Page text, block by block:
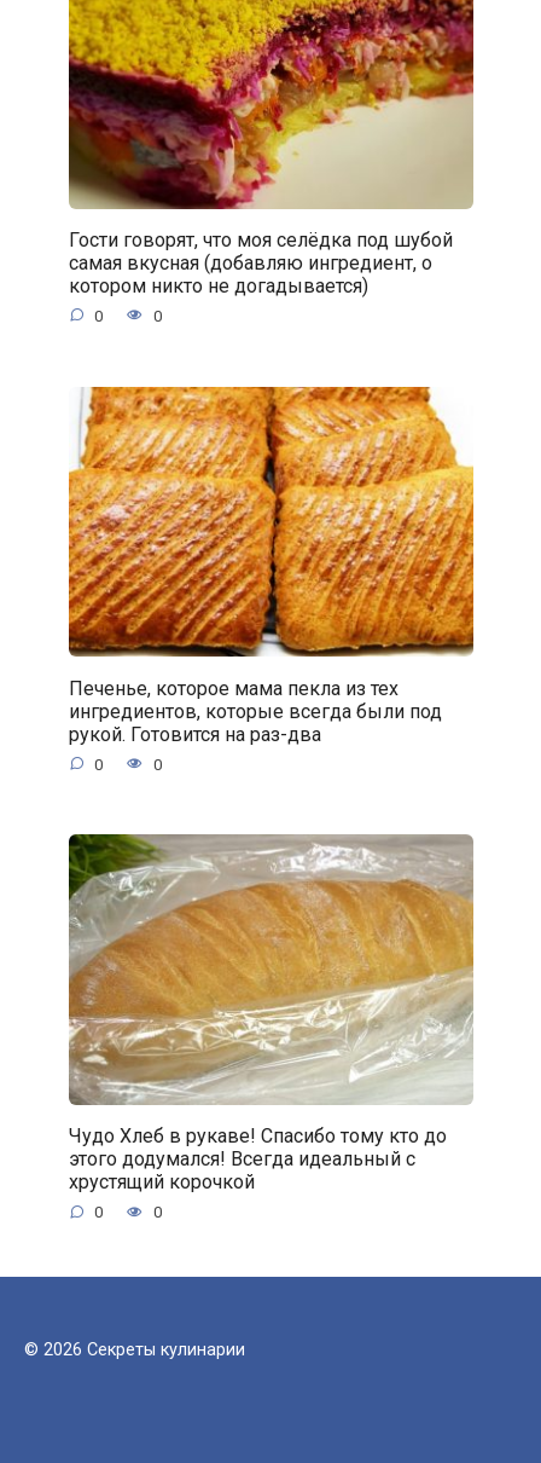
Гости говорят, что моя селёдка под шубой
самая вкусная (добавляю ингредиент, о
котором никто не догадывается)
0 0
Печенье, которое мама пекла из тех
ингредиентов, которые всегда были под
рукой. Готовится на раз-два
0 0
Чудо Хлеб в рукаве! Спасибо тому кто до
этого додумался! Всегда идеальный с
хрустящий корочкой
0 0
© 2026 Секреты кулинарии